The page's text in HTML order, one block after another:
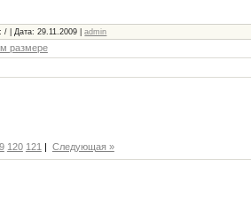
/ | Дата: 29.11.2009 |admin
размере
120 121 | Следующая »